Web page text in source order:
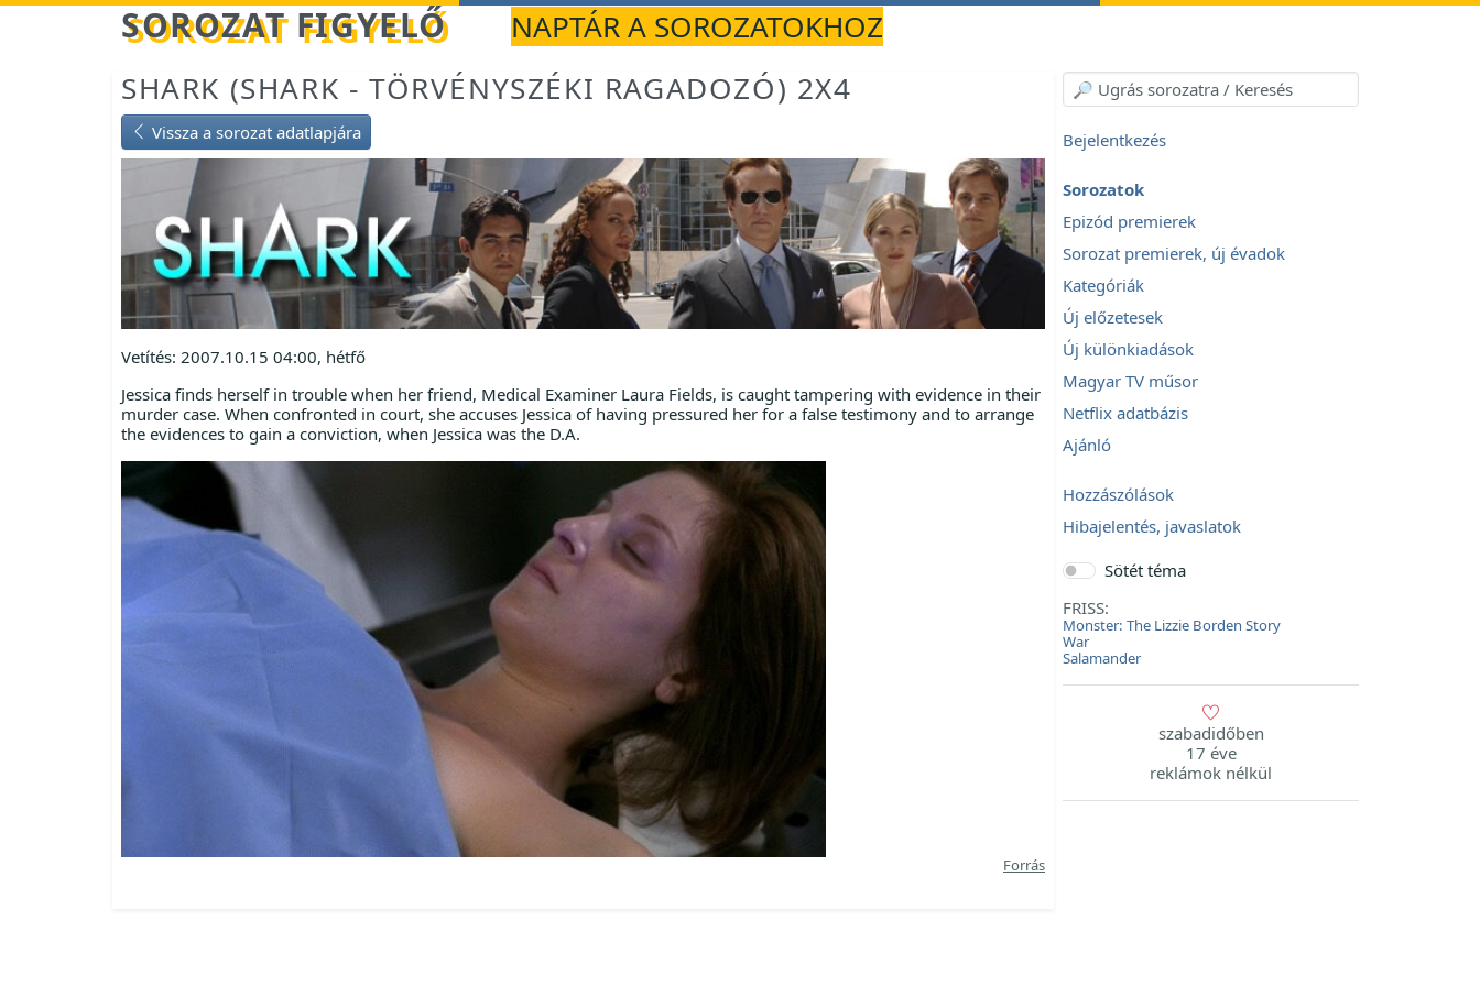
Betöltés... SOROZAT FIGYELŐ
NAPTÁR A SOROZATOKHOZ
SHARK (SHARK - TÖRVÉNYSZÉKI RAGADOZÓ) 2X4
Vissza a sorozat adatlapjára
Vetítés: 2007.10.15 04:00, hétfő
Jessica finds herself in trouble when her friend, Medical Examiner Laura Fields, is caught tampering with evidence in their
murder case. When confronted in court, she accuses Jessica of having pressured her for a false testimony and to arrange
the evidences to gain a conviction, when Jessica was the D.A.
Forrás
Bejelentkezés
Sorozatok
Epizód premierek
Sorozat premierek, új évadok
Kategóriák
Új előzetesek
Új különkiadások
Magyar TV műsor
Netflix adatbázis
Ajánló
Hozzászólások
Hibajelentés, javaslatok
Sötét téma
FRISS:
Monster: The Lizzie Borden Story
War
Salamander
szabadidőben
17 éve
reklámok nélkül